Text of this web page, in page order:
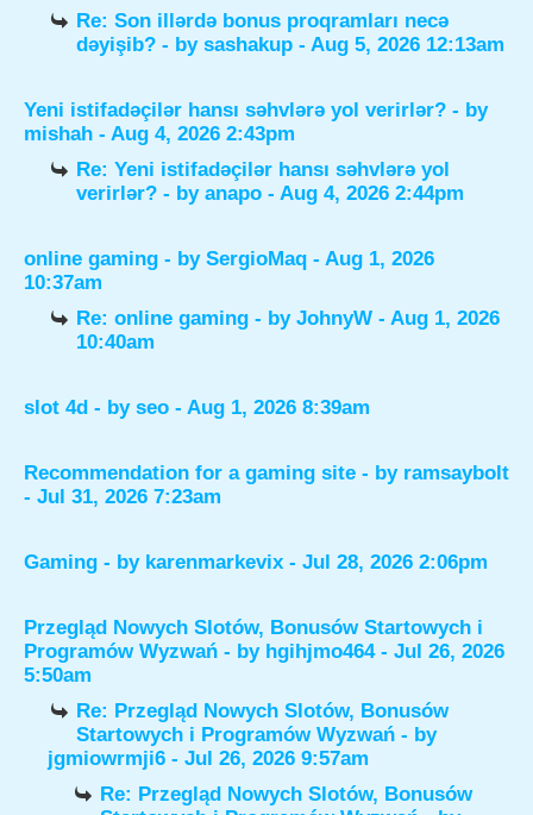
Re: Son illərdə bonus proqramları necə
dəyişib? - bysashakup - Aug 5, 2026 12:13am
Yeni istifadəçilər hansı səhvlərə yol verirlər? - by
mishah - Aug 4, 2026 2:43pm
Re: Yeni istifadəçilər hansı səhvlərə yol
verirlər? - byanapo - Aug 4, 2026 2:44pm
online gaming - by SergioMaq - Aug 1, 2026
10:37am
Re: online gaming - byJohnyW - Aug 1, 2026
10:40am
slot 4d - by seo - Aug 1, 2026 8:39am
Recommendation for a gaming site - by ramsaybolt
- Jul 31, 2026 7:23am
Gaming - by karenmarkevix - Jul 28, 2026 2:06pm
Przegląd Nowych Slotów, Bonusów Startowych i
Programów Wyzwań - by hgihjmo464- Jul 26, 2026
5:50am
Re: Przegląd Nowych Slotów, Bonusów
Startowych i Programów Wyzwań - by
jgmiowrmji6 - Jul 26, 2026 9:57am
Re: Przegląd Nowych Slotów, Bonusów